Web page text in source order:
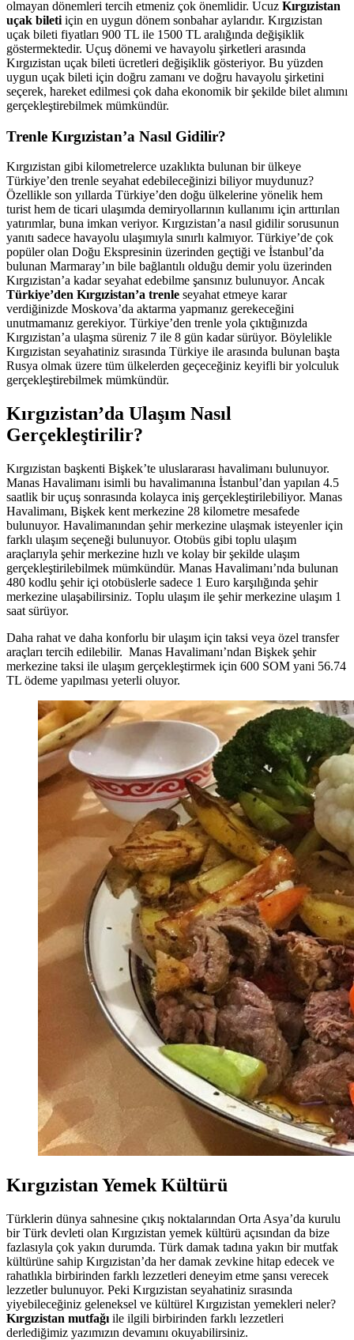
olmayan dönemleri tercih etmeniz çok önemlidir. Ucuz Kırgızistan
uçak bileti için en uygun dönem sonbahar aylarıdır. Kırgızistan
uçak bileti fiyatları 900 TL ile 1500 TL aralığında değişiklik
göstermektedir. Uçuş dönemi ve havayolu şirketleri arasında
Kırgızistan uçak bileti ücretleri değişiklik gösteriyor. Bu yüzden
uygun uçak bileti için doğru zamanı ve doğru havayolu şirketini
seçerek, hareket edilmesi çok daha ekonomik bir şekilde bilet alımını
gerçekleştirebilmek mümkündür.
Trenle Kırgızistan’a Nasıl Gidilir?
Kırgızistan gibi kilometrelerce uzaklıkta bulunan bir ülkeye
Türkiye’den trenle seyahat edebileceğinizi biliyor muydunuz?
Özellikle son yıllarda Türkiye’den doğu ülkelerine yönelik hem
turist hem de ticari ulaşımda demiryollarının kullanımı için arttırılan
yatırımlar, buna imkan veriyor. Kırgızistan’a nasıl gidilir sorusunun
yanıtı sadece havayolu ulaşımıyla sınırlı kalmıyor. Türkiye’de çok
popüler olan Doğu Ekspresinin üzerinden geçtiği ve İstanbul’da
bulunan Marmaray’ın bile bağlantılı olduğu demir yolu üzerinden
Kırgızistan’a kadar seyahat edebilme şansınız bulunuyor. Ancak
Türkiye’den Kırgızistan’a trenle seyahat etmeye karar
verdiğinizde Moskova’da aktarma yapmanız gerekeceğini
unutmamanız gerekiyor. Türkiye’den trenle yola çıktığınızda
Kırgızistan’a ulaşma süreniz 7 ile 8 gün kadar sürüyor. Böylelikle
Kırgızistan seyahatiniz sırasında Türkiye ile arasında bulunan başta
Rusya olmak üzere tüm ülkelerden geçeceğiniz keyifli bir yolculuk
gerçekleştirebilmek mümkündür.
Kırgızistan’da Ulaşım Nasıl
Gerçekleştirilir?
Kırgızistan başkenti Bişkek’te uluslararası havalimanı bulunuyor.
Manas Havalimanı isimli bu havalimanına İstanbul’dan yapılan 4.5
saatlik bir uçuş sonrasında kolayca iniş gerçekleştirilebiliyor. Manas
Havalimanı, Bişkek kent merkezine 28 kilometre mesafede
bulunuyor. Havalimanından şehir merkezine ulaşmak isteyenler için
farklı ulaşım seçeneği bulunuyor. Otobüs gibi toplu ulaşım
araçlarıyla şehir merkezine hızlı ve kolay bir şekilde ulaşım
gerçekleştirilebilmek mümkündür. Manas Havalimanı’nda bulunan
480 kodlu şehir içi otobüslerle sadece 1 Euro karşılığında şehir
merkezine ulaşabilirsiniz. Toplu ulaşım ile şehir merkezine ulaşım 1
saat sürüyor.
Daha rahat ve daha konforlu bir ulaşım için taksi veya özel transfer
araçları tercih edilebilir. Manas Havalimanı’ndan Bişkek şehir
merkezine taksi ile ulaşım gerçekleştirmek için 600 SOM yani 56.74
TL ödeme yapılması yeterli oluyor.
Kırgızistan Yemek Kültürü
Türklerin dünya sahnesine çıkış noktalarından Orta Asya’da kurulu
bir Türk devleti olan Kırgızistan yemek kültürü açısından da bize
fazlasıyla çok yakın durumda. Türk damak tadına yakın bir mutfak
kültürüne sahip Kırgızistan’da her damak zevkine hitap edecek ve
rahatlıkla birbirinden farklı lezzetleri deneyim etme şansı verecek
lezzetler bulunuyor. Peki Kırgızistan seyahatiniz sırasında
yiyebileceğiniz geleneksel ve kültürel Kırgızistan yemekleri neler?
Kırgızistan mutfağı ile ilgili birbirinden farklı lezzetleri
derlediğimiz yazımızın devamını okuyabilirsiniz.